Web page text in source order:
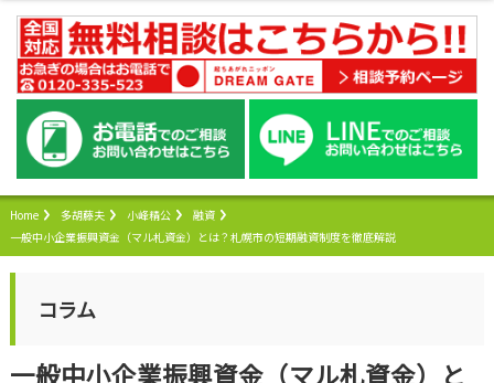
Home 多胡藤夫 小峰精公
融資
一般中小企業振興資金（マル札資金）とは？札幌市の短期融資制度を徹底解説
コラム
一般中小企業振興資金（マル札資金）と